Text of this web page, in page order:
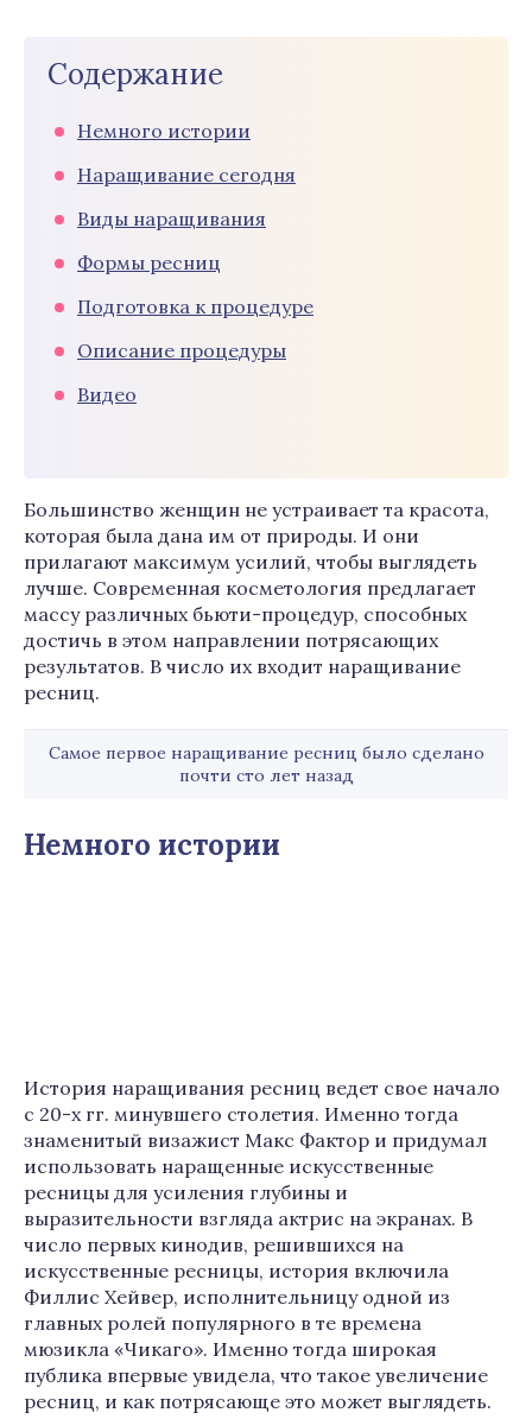
Содержание
Немного истории
Наращивание сегодня
Виды наращивания
Формы ресниц
Подготовка к процедуре
Описание процедуры
Видео
Большинство женщин не устраивает та красота,
которая была дана им от природы. И они
прилагают максимум усилий, чтобы выглядеть
лучше. Современная косметология предлагает
массу различных бьюти-процедур, способных
достичь в этом направлении потрясающих
результатов. В число их входит наращивание
ресниц.
Самое первое наращивание ресниц было сделано
почти сто лет назад
Немного истории
История наращивания ресниц ведет свое начало
с 20-х гг. минувшего столетия. Именно тогда
знаменитый визажист Макс Фактор и придумал
использовать наращенные искусственные
ресницы для усиления глубины и
выразительности взгляда актрис на экранах. В
число первых кинодив, решившихся на
искусственные ресницы, история включила
Филлис Хейвер, исполнительницу одной из
главных ролей популярного в те времена
мюзикла «Чикаго». Именно тогда широкая
публика впервые увидела, что такое увеличение
ресниц, и как потрясающе это может выглядеть.